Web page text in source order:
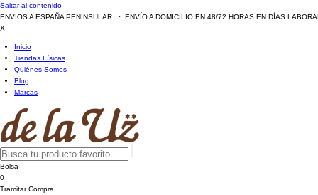
Saltar al contenido
ENVIOS A ESPAÑA PENINSULAR · ENVÍO A DOMICILIO EN 48/72 HORAS EN DÍAS
X
Inicio
Tiendas Físicas
Quiénes Somos
Blog
Marcas
Bolsa
0
Tramitar Compra